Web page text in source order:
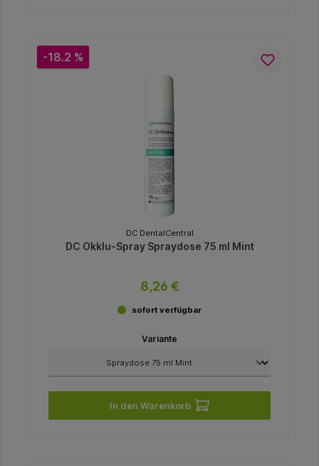
-18.2 %
DC DentalCentral
DC Okklu-Spray Spraydose 75 ml Mint
8,26 €
sofort verfügbar
Variante
In den Warenkorb